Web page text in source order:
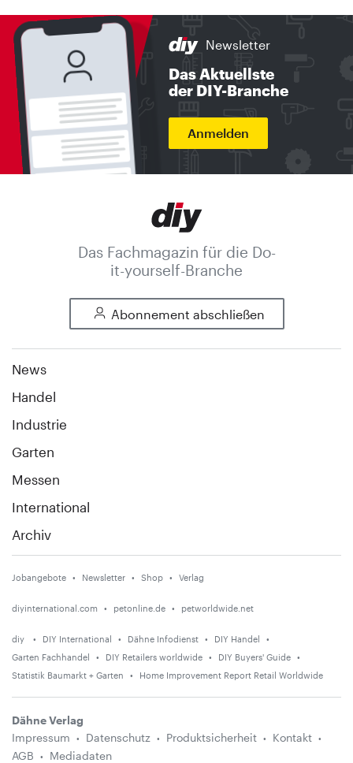
Newsletter
Das Aktuellste
der DIY-Branche
Anmelden
Das Fachmagazin für die Do-
it-yourself-Branche
Abonnement abschließen
News
Handel
Industrie
Garten
Messen
International
Archiv
Jobangebote Newsletter Shop Verlag
diyinternational.com petonline.de petworldwide.net
diy DIY International Dähne Infodienst
DIY Handel
Garten Fachhandel
DIY Retailers worldwide
DIY Buyers' Guide
Statistik Baumarkt + Garten
Home Improvement Report Retail Worldwide
Dähne Verlag
Impressum
Datenschutz Produktsicherheit
Kontakt
AGB
Mediadaten